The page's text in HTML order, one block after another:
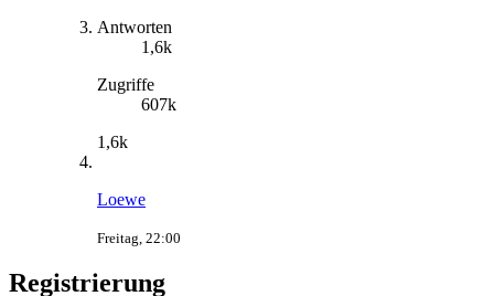
Antworten
1,6k
Zugriffe
607k
1,6k
Loewe
Freitag, 22:00
Registrierung